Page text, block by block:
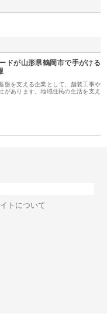
ドが山形県鶴岡市で手がける
盤を支える企業として、舗装工事や
があります。地域住民の生活を支え
トについて